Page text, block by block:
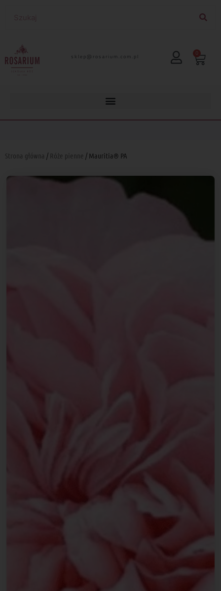
lp.moc.muirasor@pelks 0
Strona główna / Róże pienne / Mauritia® PA